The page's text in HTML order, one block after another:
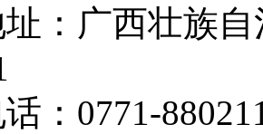
：广西壮族
：0771-